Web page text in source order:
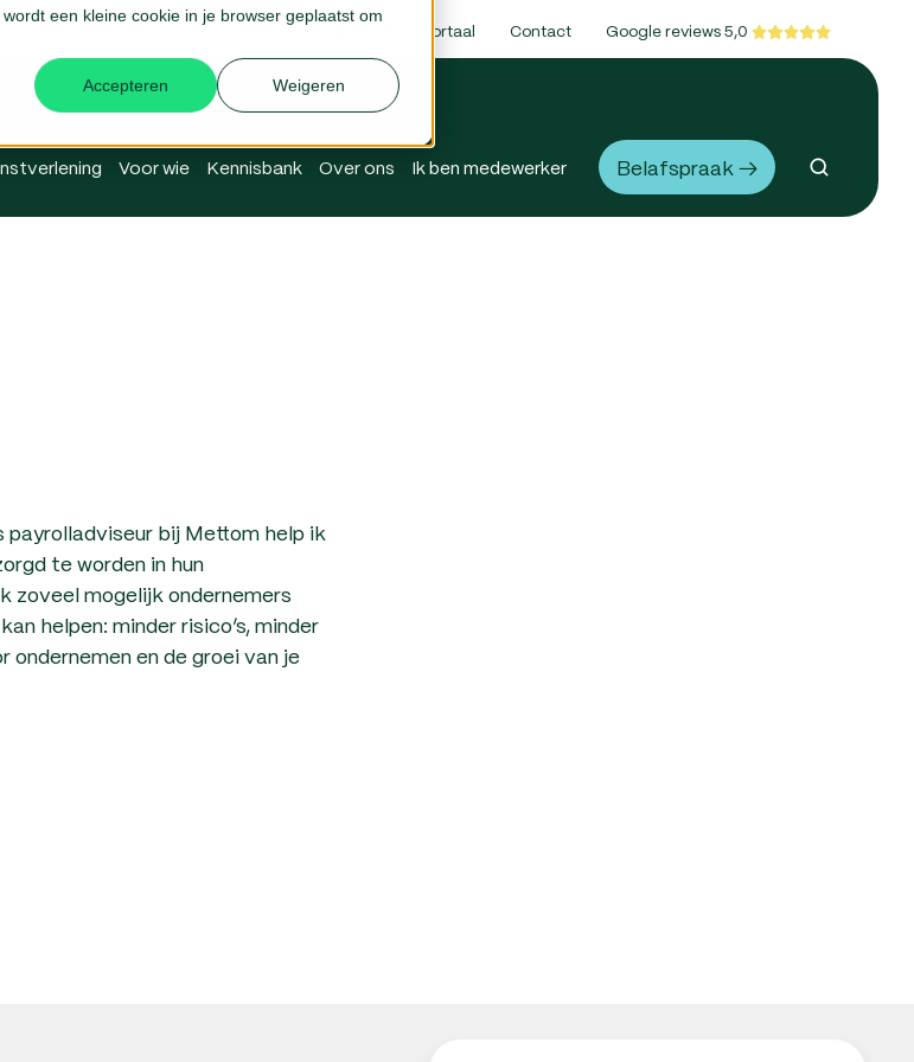
een kleine cookie in je browser geplaatst om
Accepteren Weigeren
Login Mettom Portaal Contact Google reviews 5,0
Voor wie Kennisbank Over ons Ik ben medewerker Belafspraak →
payrolladviseur bij Mettom help ik
te worden in hun
zoveel mogelijk ondernemers
helpen: minder risico’s, minder
en de groei van je